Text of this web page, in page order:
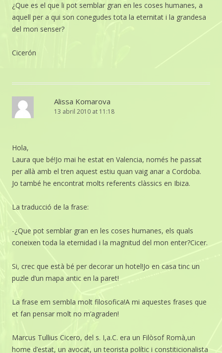
¿Que es el que li pot semblar gran en les coses humanes, a
aquell per a qui son conegudes tota la eternitat i la grandesa
del mon senser?
Cicerón
Alissa Komarova
13 abril 2010 at 11:18
Hola,
Laura que bé!Jo mai he estat en Valencia, només he passat
per allà amb el tren aquest estiu quan vaig anar a Cordoba.
Jo també he encontrat molts referents clàssics en Ibiza.
La traducció de la frase:
-¿Que pot semblar gran en les coses humanes, els quals
coneixen toda la eternidad i la magnitud del mon enter?Cicer.
Si, crec que està bé per decorar un hotel!Jo en casa tinc un
puzle d’un mapa antic en la paret!
La frase em sembla molt filosofica!A mi aquestes frases que
et fan pensar molt no m’agraden!
Marcus Tullius Cicero, del s. I,a.C. era un Filòsof Romà,un
home d’estat, un avocat, un teorista polític i constiticionalista